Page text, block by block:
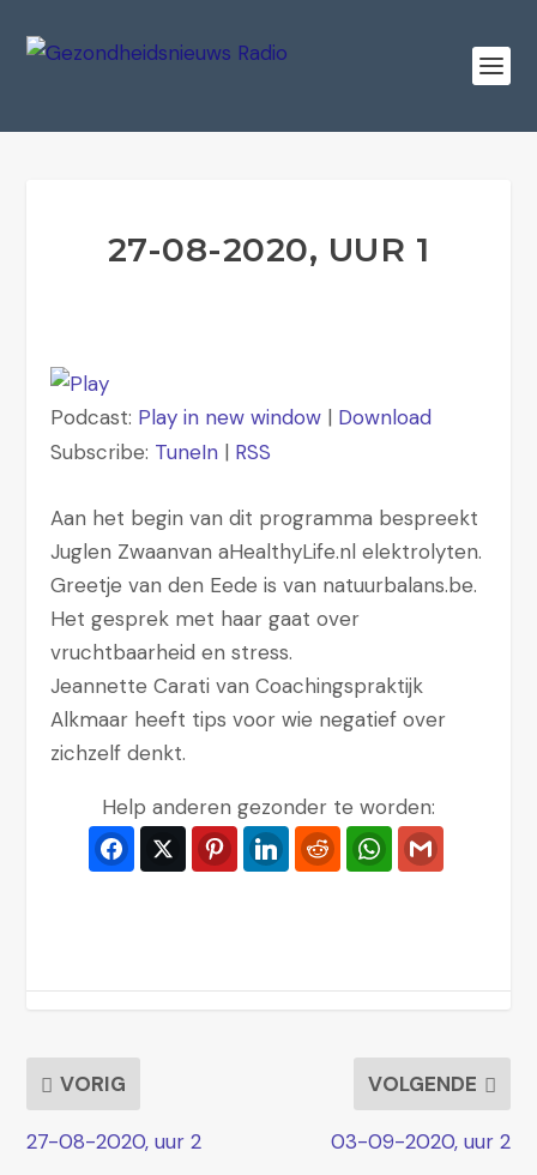
27-08-2020, UUR 1
Podcast: Play in new window | Download
Subscribe: TuneIn | RSS
Aan het begin van dit programma bespreekt
Juglen Zwaanvan aHealthyLife.nl elektrolyten.
Greetje van den Eede is van natuurbalans.be.
Het gesprek met haar gaat over
vruchtbaarheid en stress.
Jeannette Carati van Coachingspraktijk
Alkmaar heeft tips voor wie negatief over
zichzelf denkt.
Help anderen gezonder te worden:
FacebookTwitter PinterestLinkedIn Reddit WhatsApp
VORIG
27-08-2020, uur 2
VOLGENDE
03-09-2020, uur 2